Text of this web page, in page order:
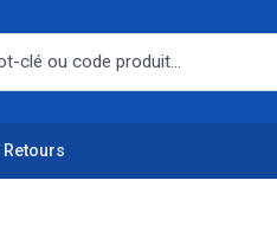
Retours